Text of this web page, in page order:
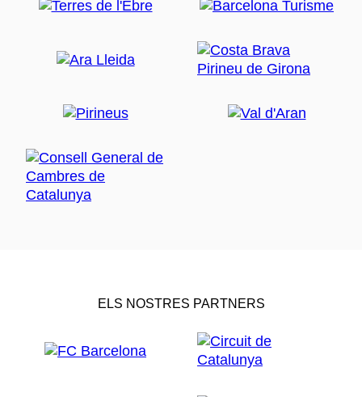
ELS NOSTRES PARTNERS